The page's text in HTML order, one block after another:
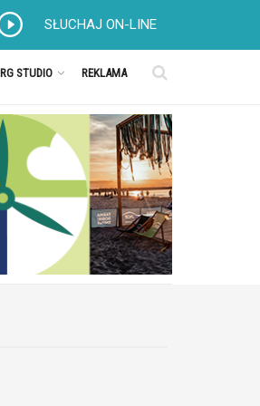
SŁUCHAJ ON-LINE
RG STUDIO REKLAMA